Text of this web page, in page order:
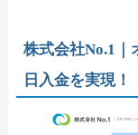
株式会社No.1｜
日入金を実現！